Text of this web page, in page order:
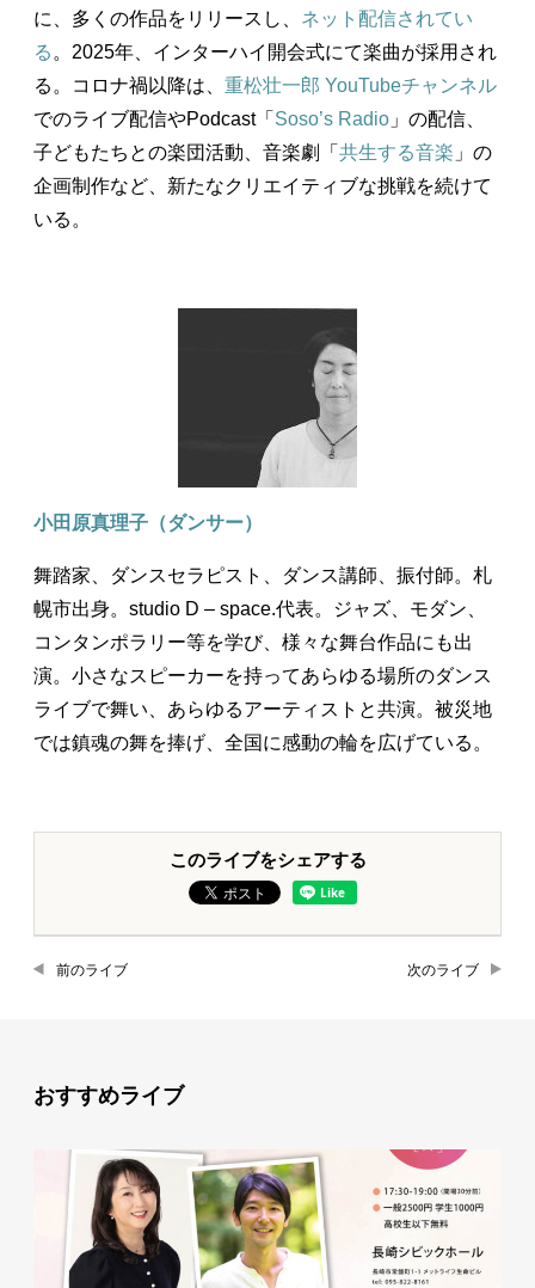
に、多くの作品をリリースし、 ネット配信されてい
る。2025年、インターハイ開会式にて楽曲が採用され
る。コロナ禍以降は、 重松壮一郎 YouTubeチャンネル
でのライブ配信やPodcast「 Soso’s Radio 」の配信、
子どもたちとの楽団活動、音楽劇「 共生する音楽 」の
企画制作など、新たなクリエイティブな挑戦を続けて
いる。
小田原真理子（ダンサー）
舞踏家、ダンスセラピスト、ダンス講師、振付師。札
幌市出身。studio D – space.代表。ジャズ、モダン、
コンタンポラリー等を学び、様々な舞台作品にも出
演。小さなスピーカーを持ってあらゆる場所のダンス
ライブで舞い、あらゆるアーティストと共演。被災地
では鎮魂の舞を捧げ、全国に感動の輪を広げている。
このライブをシェアする
前のライブ 次のライブ
おすすめライブ